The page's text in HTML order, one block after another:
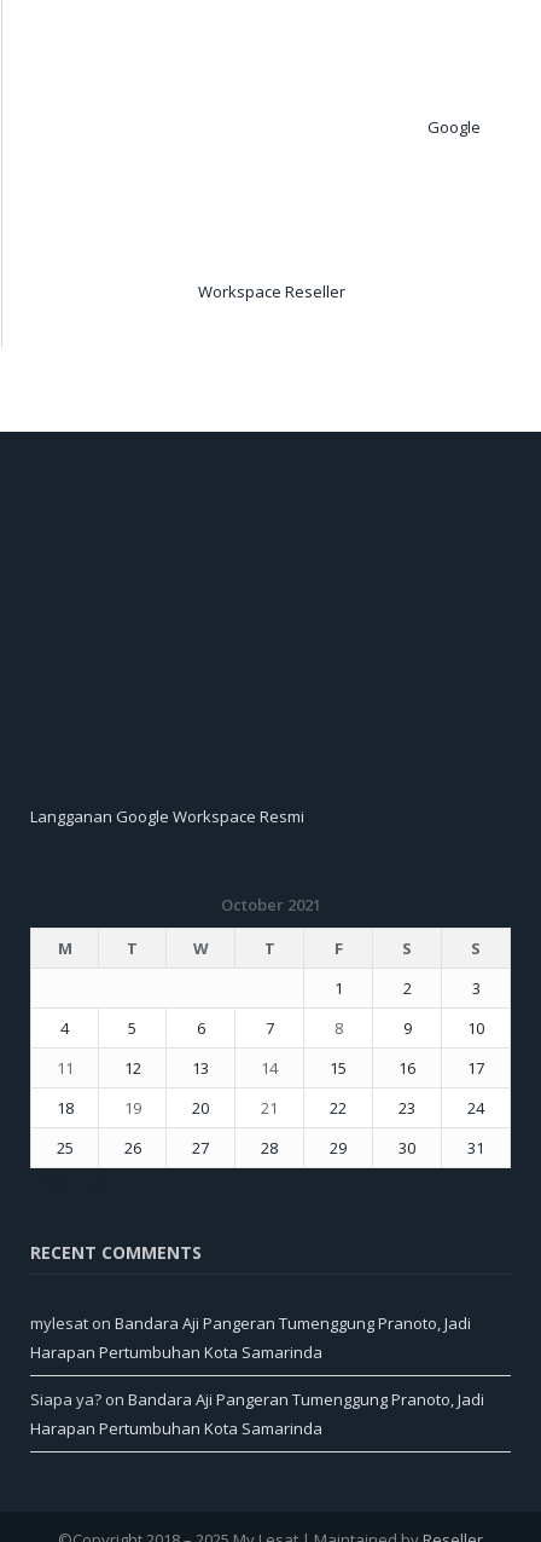
Google
Workspace Reseller
Langganan Google Workspace Resmi
October 2021
M
T W T F S
S
1
2
3
4
5 6 7 8 9
10
11
12 13 14 15 16
17
18
19 20 21 22 23
24
25
26 27 28 29 30
31
RECENT COMMENTS
mylesat on Bandara Aji Pangeran Tumenggung Pranoto, Jadi
Harapan Pertumbuhan Kota Samarinda
Siapa ya? on Bandara Aji Pangeran Tumenggung Pranoto, Jadi
Harapan Pertumbuhan Kota Samarinda